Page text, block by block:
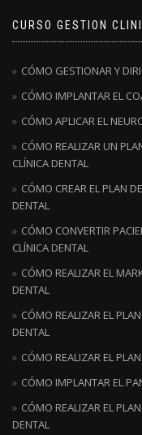
CURSO GESTION
CÓMO GESTIONAR Y
CÓMO IMPLANTAR EL
CÓMO APLICAR EL
CÓMO REALIZAR UN
CLÍNICA DENTAL
CÓMO CREAR EL PLAN
DENTAL
CÓMO CONVERTIR
CLÍNICA DENTAL
CÓMO REALIZAR EL
DENTAL
CÓMO REALIZAR EL
DENTAL
CÓMO REALIZAR EL
CÓMO IMPLANTAR EL
CÓMO REALIZAR EL
DENTAL